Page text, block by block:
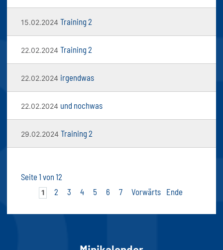
15.02.2024 Training 2
22.02.2024 Training 2
22.02.2024 irgendwas
22.02.2024 und nochwas
29.02.2024 Training 2
Seite 1 von 12
1 2 3 4 5 6 7 Vorwärts Ende